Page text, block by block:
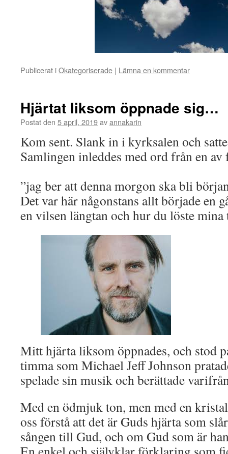
Publicerat iOkategoriserade | Lämna en kommentar
Hjärtat liksom öppnade sig…
Postat den 5 april, 2019avannakarin
Kom sent. Slank in i kyrksalen och
Samlingen inleddes med ord från en
”jag ber att denna morgon ska bli
Det var här någonstans allt började en
en vilsen längtan och hur du löste mina
Mitt hjärta liksom öppnades, och stod
timma som Michael Jeff Johnson
spelade sin musik och berättade
Med en ödmjuk ton, men med en
oss förstå att det är Guds hjärta som
sången till Gud, och om Gud som är